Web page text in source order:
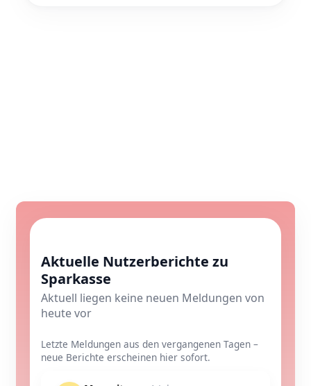
Aktuelle Nutzerberichte zu
Sparkasse
Aktuell liegen keine neuen Meldungen von
heute vor
Letzte Meldungen aus den vergangenen Tagen –
neue Berichte erscheinen hier sofort.